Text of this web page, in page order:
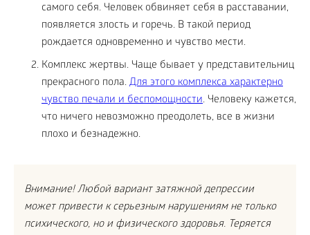
самого себя. Человек обвиняет себя в расставании,
появляется злость и горечь. В такой период
рождается одновременно и чувство мести.
Комплекс жертвы. Чаще бывает у представительниц
прекрасного пола. Для этого комплекса характерно
чувство печали и беспомощности. Человеку кажется,
что ничего невозможно преодолеть, все в жизни
плохо и безнадежно.
Внимание! Любой вариант затяжной депрессии
может привести к серьезным нарушениям не только
психического, но и физического здоровья. Теряется